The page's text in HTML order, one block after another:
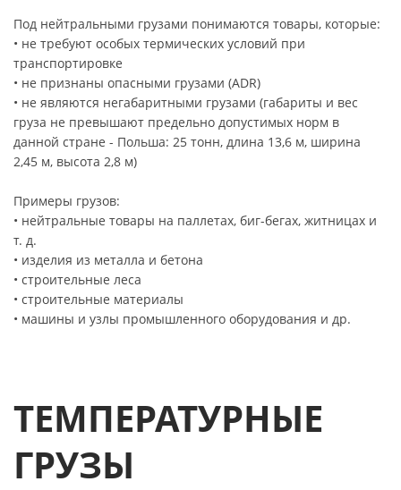
Под нейтральными грузами понимаются товары, которые:
• не требуют особых термических условий при
транспортировке
• не признаны опасными грузами (ADR)
• не являются негабаритными грузами (габариты и вес
груза не превышают предельно допустимых норм в
данной стране - Польша: 25 тонн, длина 13,6 м, ширина
2,45 м, высота 2,8 м)
Примеры грузов:
• нейтральные товары на паллетах, биг-бегах, житницах и
т. д.
• изделия из металла и бетона
• строительные леса
• строительные материалы
• машины и узлы промышленного оборудования и др.
ТЕМПЕРАТУРНЫЕ
ГРУЗЫ